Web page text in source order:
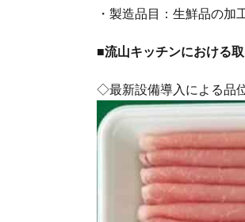
・製造品目：生鮮品の加
■流山キッチンにおける
◇最新設備導入による品